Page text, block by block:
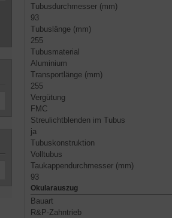
Tubusdurchmesser (mm)
93
Tubuslänge (mm)
255
Tubusmaterial
Aluminium
Transportlänge (mm)
255
Vergütung
FMC
Streulichtblenden im Tubus
ja
Tubuskonstruktion
Volltubus
Taukappendurchmesser (mm)
93
Okularauszug
Bauart
R&P-Zahntrieb